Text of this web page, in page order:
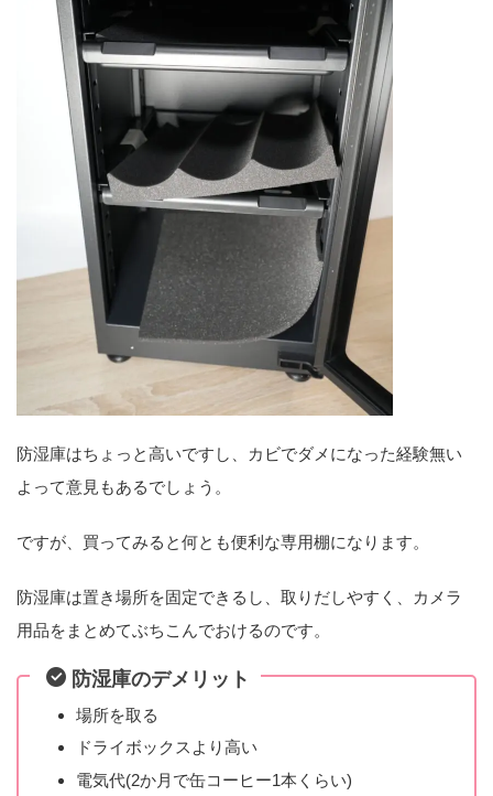
防湿庫はちょっと高いですし、カビでダメになった経験無い
よって意見もあるでしょう。
ですが、買ってみると何とも便利な専用棚になります。
防湿庫は置き場所を固定できるし、取りだしやすく、カメラ
用品をまとめてぶちこんでおけるのです。
防湿庫のデメリット
場所を取る
ドライボックスより高い
電気代(2か月で缶コーヒー1本くらい)